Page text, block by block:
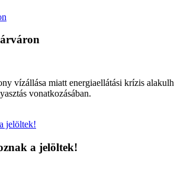
vízállása miatt energiaellátási krízis
vonatkozásában.
a jelöltek!